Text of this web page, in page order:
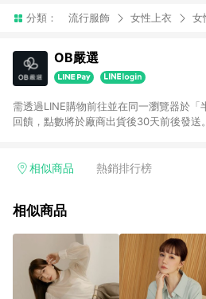
分類： 流行服飾 女性上衣 女
OB嚴選
需透過LINE購物前往並在同一瀏覽器於「
回饋，點數將於廠商出貨後30天前後發送
相似商品 熱銷排行榜
相似商品